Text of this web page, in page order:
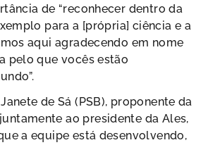
de “reconhecer dentro da
para a [própria] ciência e a
aqui agradecendo em nome
pelo que vocês estão
de Sá (PSB), proponente da
ao presidente da Ales,
a equipe está desenvolvendo,